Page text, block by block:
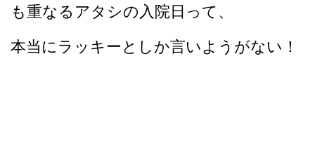
も重なるアタシの入院日って、
本当にラッキーとしか言いようがない！